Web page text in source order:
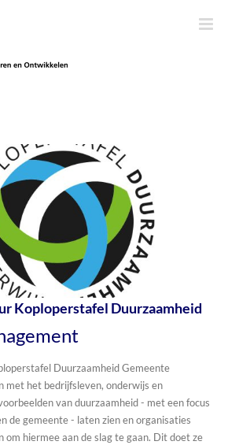
Koploperstafel Duurzaamheid
Duurzaamheid Gemeente
met het bedrijfsleven, onderwijs en
van duurzaamheid - met een focus
de gemeente - laten zien en organisaties
om hiermee aan de slag te gaan. Dit doet ze